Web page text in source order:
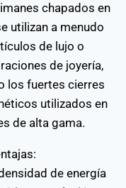
chapados en
utilizan a menudo
de lujo o
de joyería,
los fuertes cierres
utilizados en
de alta gama.
de energía